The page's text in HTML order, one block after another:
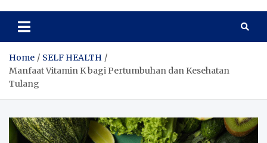
realisticmagazine
Home
SELF HEALTH
Manfaat Vitamin K bagi Pertumbuhan dan Kesehatan
Tulang